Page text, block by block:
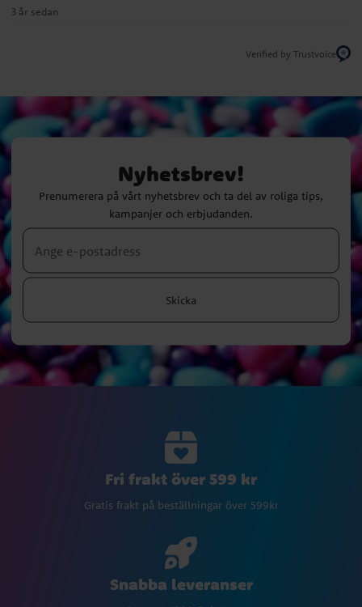
3 år sedan
Verified by Trustvoice
Nyhetsbrev!
Prenumerera på vårt nyhetsbrev och ta del av roliga tips,
kampanjer och erbjudanden.
Skicka
Fri frakt över 599 kr
Gratis frakt på beställningar över 599kr
Snabba leveranser